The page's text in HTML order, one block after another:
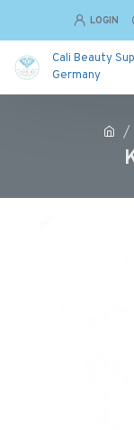
LOGIN
Cali Beauty
Germany